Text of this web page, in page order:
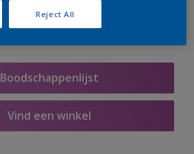
Boodschappenlijst
Vind een winkel
Reject All